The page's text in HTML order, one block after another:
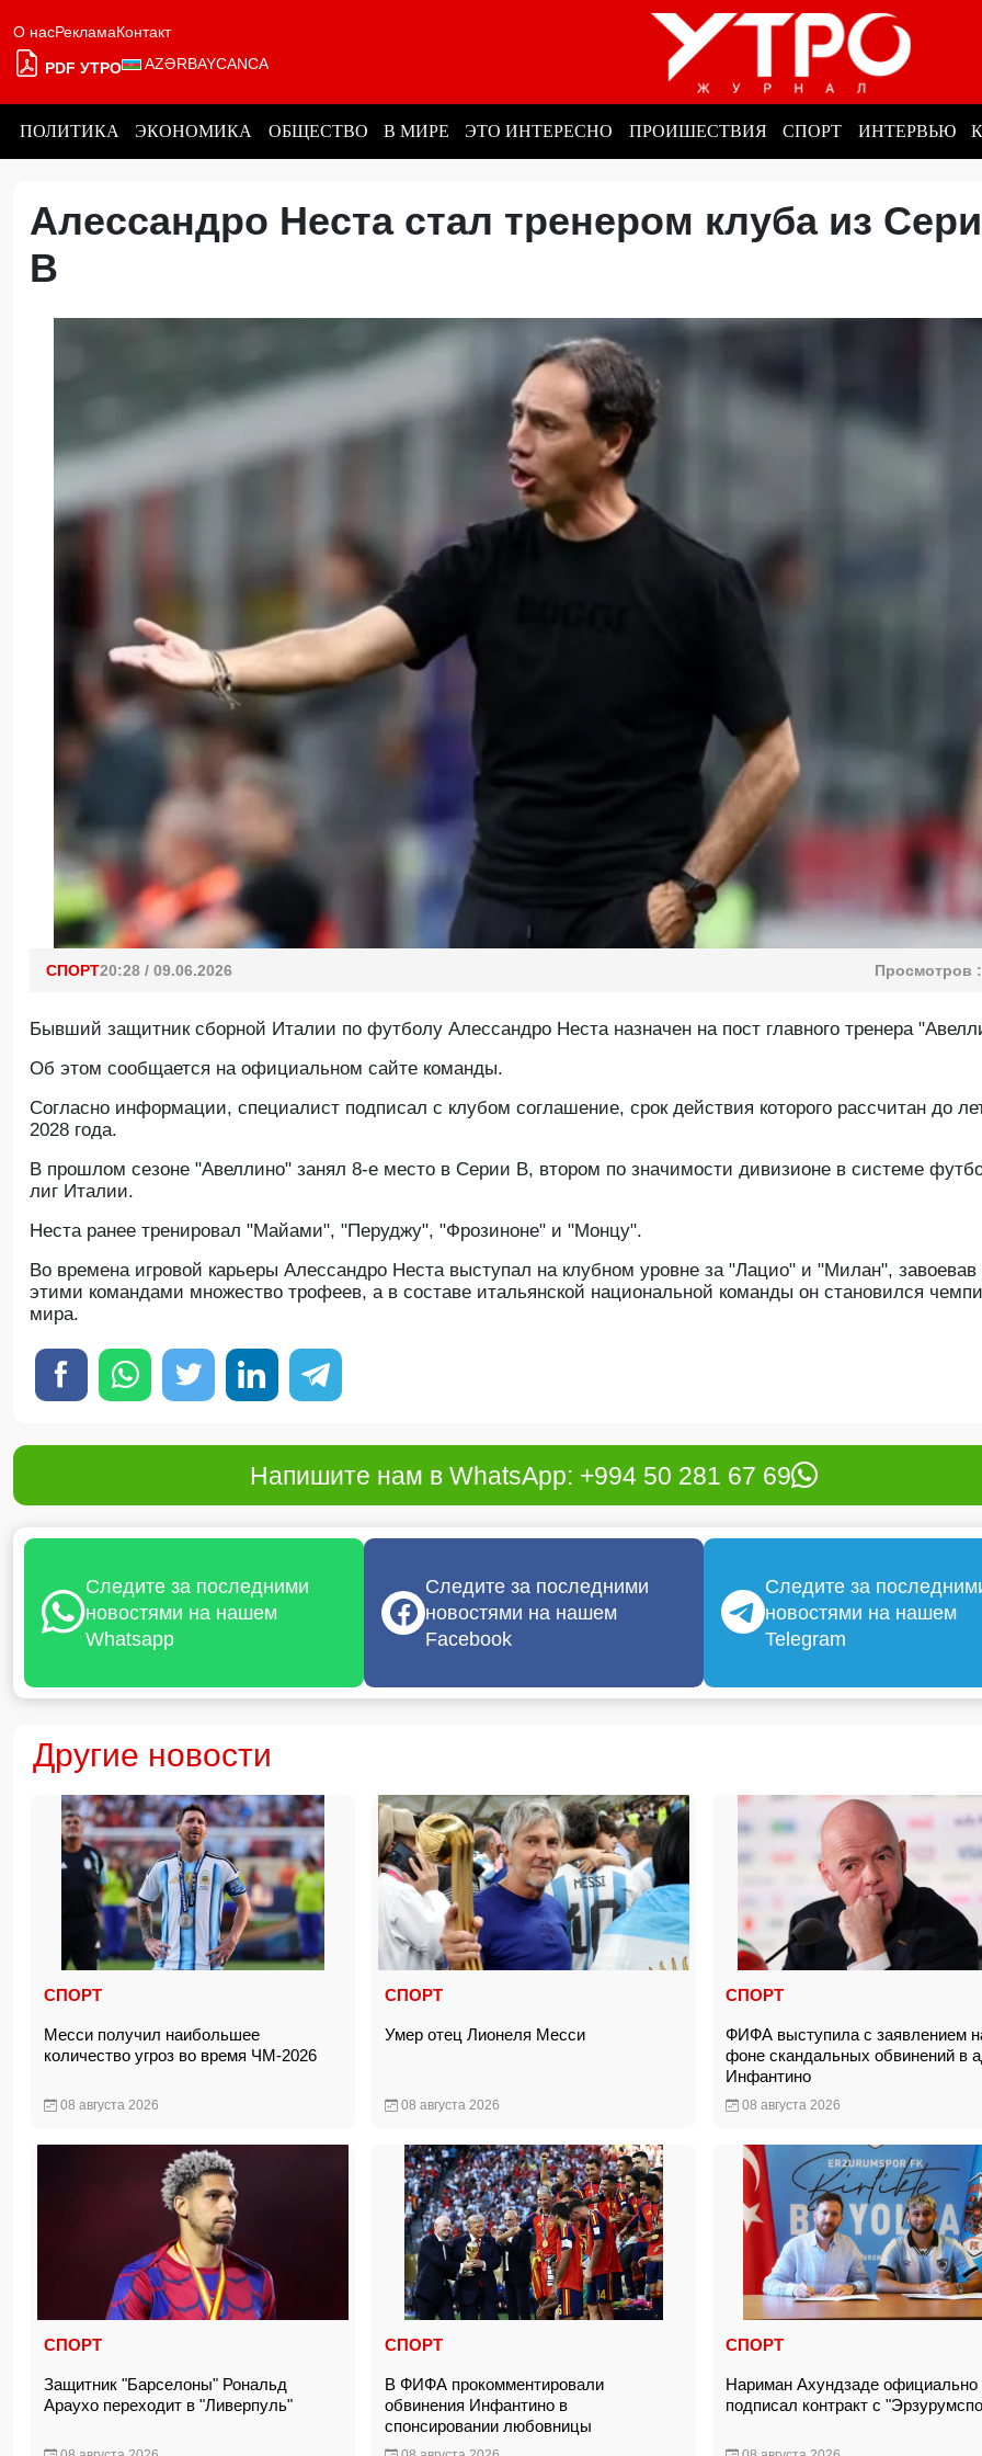
О насРекламаКонтакт
PDF УТРО AZƏRBAYCANCA
ПОЛИТИКА ЭКОНОМИКА ОБЩЕСТВО В МИРЕ ЭТО ИНТЕРЕСНО ПРОИШЕСТВИЯ СПОРТ ИНТЕРВЬЮ
Алессандро Неста стал тренером клуба из
В
СПОРТ20:28 / 09.06.2026 Просмотров :
Бывший защитник сборной Италии по футболу Алессандро Неста назначен на пост главного тренера
Oб этом сообщается на официальном сайте команды.
Согласно информации, специалист подписал с клубом соглашение, срок действия которого рассчитан до
2028 года.
В прошлом сезоне "Авеллино" занял 8-е место в Серии В, втором по значимости дивизионе в системе
лиг Италии.
Неста ранее тренировал "Майами", "Перуджу", "Фрозиноне" и "Монцу".
Во времена игровой карьеры Алессандро Неста выступал на клубном уровне за "Лацио" и "Милан", завоевав
этими командами множество трофеев, а в составе итальянской национальной команды он становился
мира.
Напишите нам в WhatsApp: +994 50 281 67 69
Следите за последними
новостями на нашем
Whatsapp
Следите за последними
новостями на нашем
Facebook
Следите за
новостями на нашем
Telegram
Другие новости
СПОРТ
Месси получил наибольшее
количество угроз во время ЧМ-2026
08 августа 2026
СПОРТ
Умер отец Лионеля Месси
08 августа 2026
СПОРТ
ФИФА выступила с заявлением
фоне скандальных обвинений в
Инфантино
08 августа 2026
СПОРТ
Защитник "Барселоны" Рональд
Араухо переходит в "Ливерпуль"
СПОРТ
В ФИФА прокомментировали
обвинения Инфантино в
спонсировании любовницы
СПОРТ
Нариман Ахундзаде официально
подписал контракт с